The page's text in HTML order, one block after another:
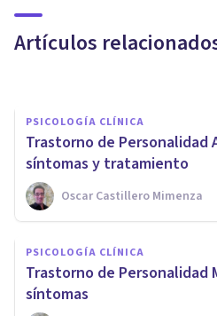
Artículos
relación tiene
PSICOLOGÍA CLÍNICA
Trastorno de Personalidad
síntomas y tratamiento
Oscar Castillero Mimenza
PSICOLOGÍA CLÍNICA
Trastorno de Personalidad
síntomas
PSICOLOGÍA CLÍNICA
Trastorno de
masoquista:
y tratamiento